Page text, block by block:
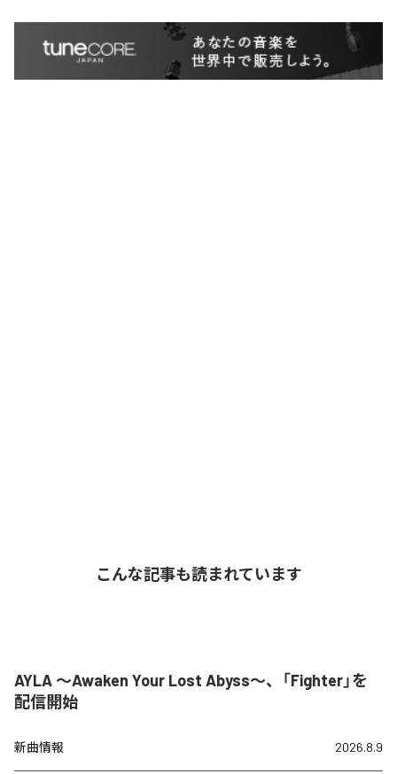
こんな記事も読まれています
AYLA ～Awaken Your Lost Abyss～、「Fighter」を
配信開始
新曲情報 2026.8.9